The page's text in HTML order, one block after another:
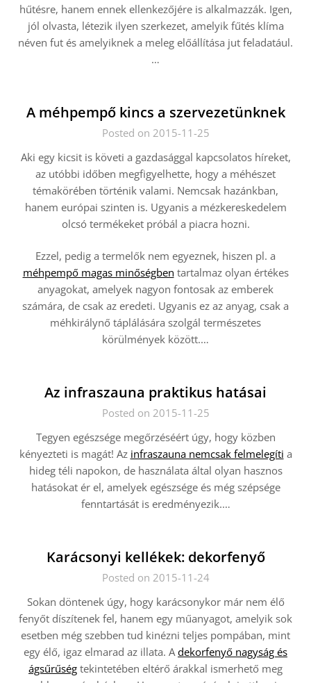
hűtésre, hanem ennek ellenkezőjére is alkalmazzák. Igen,
jól olvasta, létezik ilyen szerkezet, amelyik fűtés klíma
néven fut és amelyiknek a meleg előállítása jut feladatául.
…
A méhpempő kincs a szervezetünknek
Posted on 2015-11-25
Aki egy kicsit is követi a gazdasággal kapcsolatos híreket,
az utóbbi időben megfigyelhette, hogy a méhészet
témakörében történik valami. Nemcsak hazánkban,
hanem európai szinten is. Ugyanis a mézkereskedelem
olcsó termékeket próbál a piacra hozni.
Ezzel, pedig a termelők nem egyeznek, hiszen pl. a
méhpempő magas minőségben tartalmaz olyan értékes
anyagokat, amelyek nagyon fontosak az emberek
számára, de csak az eredeti. Ugyanis ez az anyag, csak a
méhkirálynő táplálására szolgál természetes
körülmények között.…
Az infraszauna praktikus hatásai
Posted on 2015-11-25
Tegyen egészsége megőrzéséért úgy, hogy közben
kényezteti is magát! Az infraszauna nemcsak felmelegíti a
hideg téli napokon, de használata által olyan hasznos
hatásokat ér el, amelyek egészsége és még szépsége
fenntartását is eredményezik.…
Karácsonyi kellékek: dekorfenyő
Posted on 2015-11-24
Sokan döntenek úgy, hogy karácsonykor már nem élő
fenyőt díszítenek fel, hanem egy műanyagot, amelyik sok
esetben még szebben tud kinézni teljes pompában, mint
egy élő, igaz elmarad az illata. Adekorfenyő nagyság és
ágsűrűség tekintetében eltérő árakkal ismerhető meg